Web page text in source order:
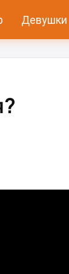
Девушки